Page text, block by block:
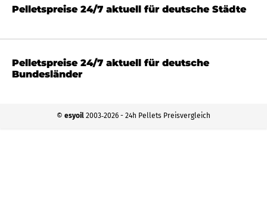
Pelletspreise 24/7 aktuell für deutsche Städte
Pelletspreise 24/7 aktuell für deutsche
Bundesländer
© esyoil 2003‐2026 - 24h Pellets Preisvergleich